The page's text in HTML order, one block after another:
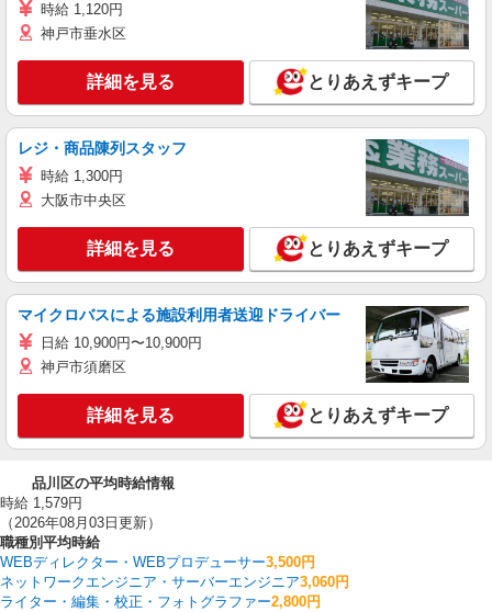
時給 1,120円
神戸市垂水区
詳細を見る とりあえずキープ
レジ・商品陳列スタッフ
時給 1,300円
大阪市中央区
詳細を見る とりあえずキープ
マイクロバスによる施設利用者送迎ドライバー
日給 10,900円〜10,900円
神戸市須磨区
詳細を見る とりあえずキープ
品川区の平均時給情報
時給 1,579円
（2026年08月03日更新）
職種別平均時給
WEBディレクター・WEBプロデューサー3,500円
ネットワークエンジニア・サーバーエンジニア3,060円
ライター・編集・校正・フォトグラファー2,800円